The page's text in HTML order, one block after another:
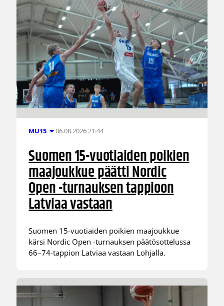
MU15 06.08.2026 21:44
Suomen 15-vuotiaiden poikien
maajoukkue päätti Nordic
Open -turnauksen tappioon
Latviaa vastaan
Suomen 15-vuotiaiden poikien maajoukkue
kärsi Nordic Open -turnauksen päätösottelussa
66–74-tappion Latviaa vastaan Lohjalla.